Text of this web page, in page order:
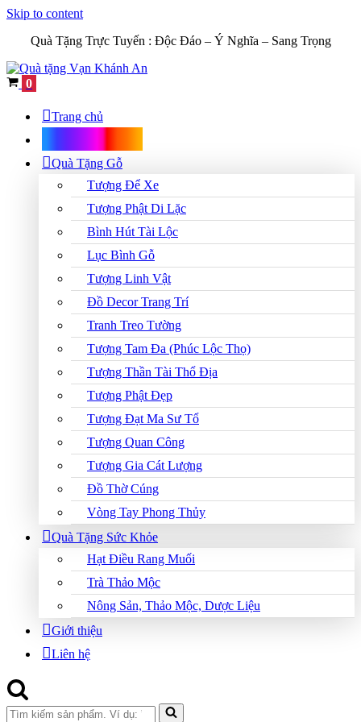
Skip to content
Quà Tặng Trực Tuyến : Độc Đáo – Ý Nghĩa – Sang Trọng
Cart
0
Trang chủ
Quà Tặng Gỗ
Tượng Để Xe
Tượng Phật Di Lặc
Bình Hút Tài Lộc
Lục Bình Gỗ
Tượng Linh Vật
Đồ Decor Trang Trí
Tranh Treo Tường
Tượng Tam Đa (Phúc Lộc Thọ)
Tượng Thần Tài Thổ Địa
Tượng Phật Đẹp
Tượng Đạt Ma Sư Tổ
Tượng Quan Công
Tượng Gia Cát Lượng
Đồ Thờ Cúng
Vòng Tay Phong Thủy
Quà Tặng Sức Khỏe
Hạt Điều Rang Muối
Trà Thảo Mộc
Nông Sản, Thảo Mộc, Dược Liệu
Giới thiệu
Liên hệ
Search